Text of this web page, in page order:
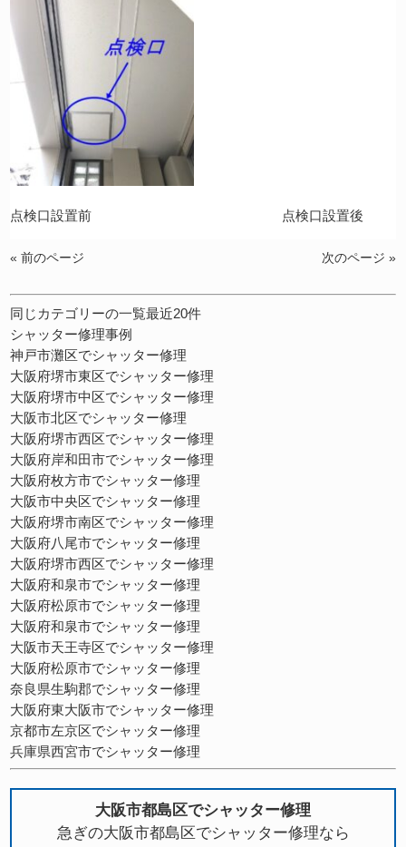
点検口設置前 点検口設置後
« 前のページ 次のページ »
同じカテゴリーの一覧最近20件
シャッター修理事例
神戸市灘区でシャッター修理
大阪府堺市東区でシャッター修理
大阪府堺市中区でシャッター修理
大阪市北区でシャッター修理
大阪府堺市西区でシャッター修理
大阪府岸和田市でシャッター修理
大阪府枚方市でシャッター修理
大阪市中央区でシャッター修理
大阪府堺市南区でシャッター修理
大阪府八尾市でシャッター修理
大阪府堺市西区でシャッター修理
大阪府和泉市でシャッター修理
大阪府松原市でシャッター修理
大阪府和泉市でシャッター修理
大阪市天王寺区でシャッター修理
大阪府松原市でシャッター修理
奈良県生駒郡でシャッター修理
大阪府東大阪市でシャッター修理
京都市左京区でシャッター修理
兵庫県西宮市でシャッター修理
大阪市都島区でシャッター修理
急ぎの大阪市都島区でシャッター修理なら